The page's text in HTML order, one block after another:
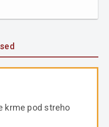
krme pod streho